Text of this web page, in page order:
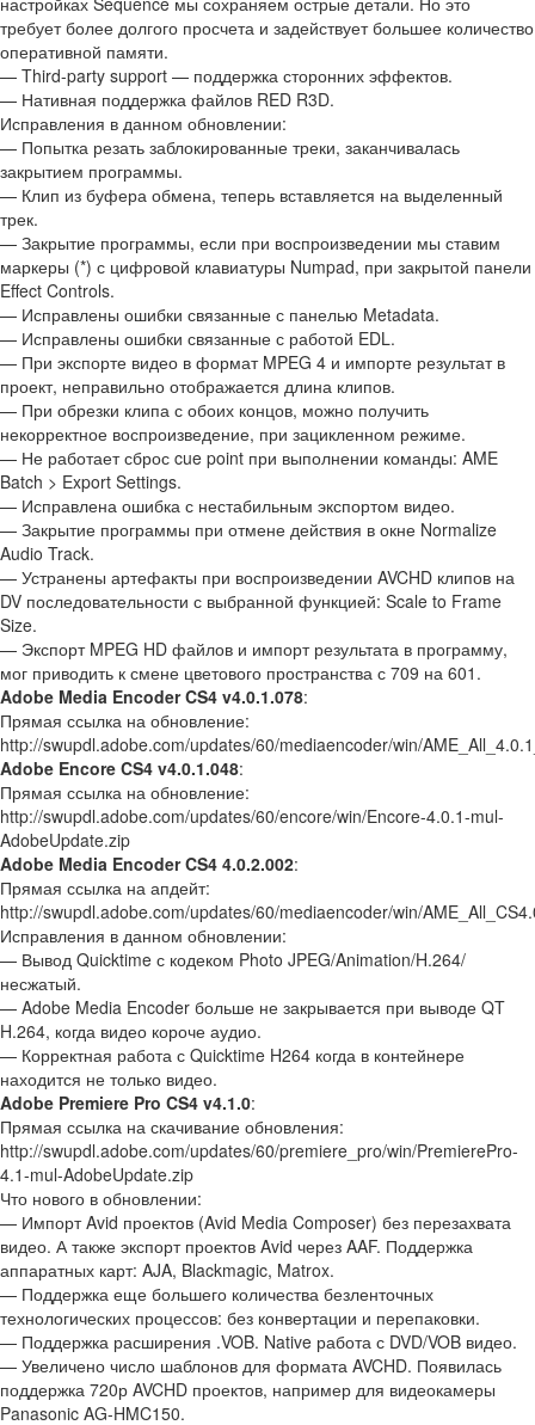
требует более долгого просчета и задействует большее количество
оперативной памяти.
— Third-party support — поддержка сторонних эффектов.
— Нативная поддержка файлов RED R3D.
Исправления в данном обновлении:
— Попытка резать заблокированные треки, заканчивалась
закрытием программы.
— Клип из буфера обмена, теперь вставляется на выделенный
трек.
— Закрытие программы, если при воспроизведении мы ставим
маркеры (*) с цифровой клавиатуры Numpad, при закрытой панели
Effect Controls.
— Исправлены ошибки связанные с панелью Metadata.
— Исправлены ошибки связанные с работой EDL.
— При экспорте видео в формат MPEG 4 и импорте результат в
проект, неправильно отображается длина клипов.
— При обрезки клипа с обоих концов, можно получить
некорректное воспроизведение, при зацикленном режиме.
— Не работает сброс cue point при выполнении команды: AME
Batch > Export Settings.
— Исправлена ошибка с нестабильным экспортом видео.
— Закрытие программы при отмене действия в окне Normalize
Audio Track.
— Устранены артефакты при воспроизведении AVCHD клипов на
DV последовательности с выбранной функцией: Scale to Frame
Size.
— Экспорт MPEG HD файлов и импорт результата в программу,
мог приводить к смене цветового пространства с 709 на 601.
Adobe Media Encoder CS4 v4.0.1.078:
Прямая ссылка на обновление:
http://swupdl.adobe.com/updates/60/mediaencoder/win/
Adobe Encore CS4 v4.0.1.048:
Прямая ссылка на обновление:
http://swupdl.adobe.com/updates/60/encore/win/Encore-4.0.1-mul-
AdobeUpdate.zip
Adobe Media Encoder CS4 4.0.2.002:
Прямая ссылка на апдейт:
http://swupdl.adobe.com/updates/60/mediaencoder/win/
Исправления в данном обновлении:
— Вывод Quicktime с кодеком Photo JPEG/Animation/H.264/
несжатый.
— Adobe Media Encoder больше не закрывается при выводе QT
H.264, когда видео короче аудио.
— Корректная работа с Quicktime H264 когда в контейнере
находится не только видео.
Adobe Premiere Pro CS4 v4.1.0:
Прямая ссылка на скачивание обновления:
http://swupdl.adobe.com/updates/60/premiere_pro/win/PremierePro-
4.1-mul-AdobeUpdate.zip
Что нового в обновлении:
— Импорт Avid проектов (Avid Media Composer) без перезахвата
видео. А также экспорт проектов Avid через AAF. Поддержка
аппаратных карт: AJA, Blackmagic, Matrox.
— Поддержка еще большего количества безленточных
технологических процессов: без конвертации и перепаковки.
— Поддержка расширения .VOB. Native работа с DVD/VOB видео.
— Увеличено число шаблонов для формата AVCHD. Появилась
поддержка 720р AVCHD проектов, например для видеокамеры
Panasonic AG-HMC150.